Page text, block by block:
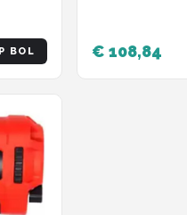
BOL € 108,84